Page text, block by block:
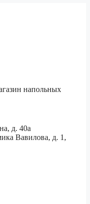
напольных
д. 40а
Вавилова, д. 1,